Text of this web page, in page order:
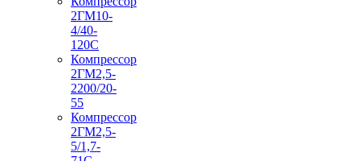
2ГМ10-
4/40-
120С
Компрессор
2ГМ2,5-
2200/20-
55
Компрессор
2ГМ2,5-
5/1,7-